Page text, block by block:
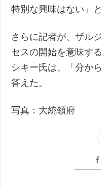
特別な興味はない」
さらに記者が、ザル
セスの開始を意味す
シキー氏は、「分か
答えた。
写真：大統領府